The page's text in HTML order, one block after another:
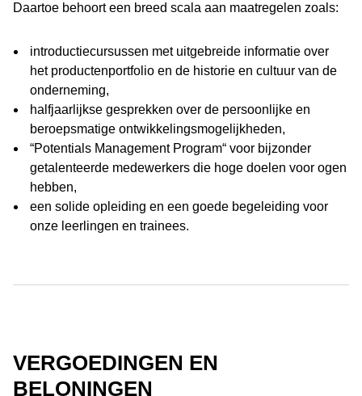
Daartoe behoort een breed scala aan maatregelen zoals:
introductiecursussen met uitgebreide informatie over
het productenportfolio en de historie en cultuur van de
onderneming,
halfjaarlijkse gesprekken over de persoonlijke en
beroepsmatige ontwikkelingsmogelijkheden,
“Potentials Management Program“ voor bijzonder
getalenteerde medewerkers die hoge doelen voor ogen
hebben,
een solide opleiding en een goede begeleiding voor
onze leerlingen en trainees.
VERGOEDINGEN EN
BELONINGEN